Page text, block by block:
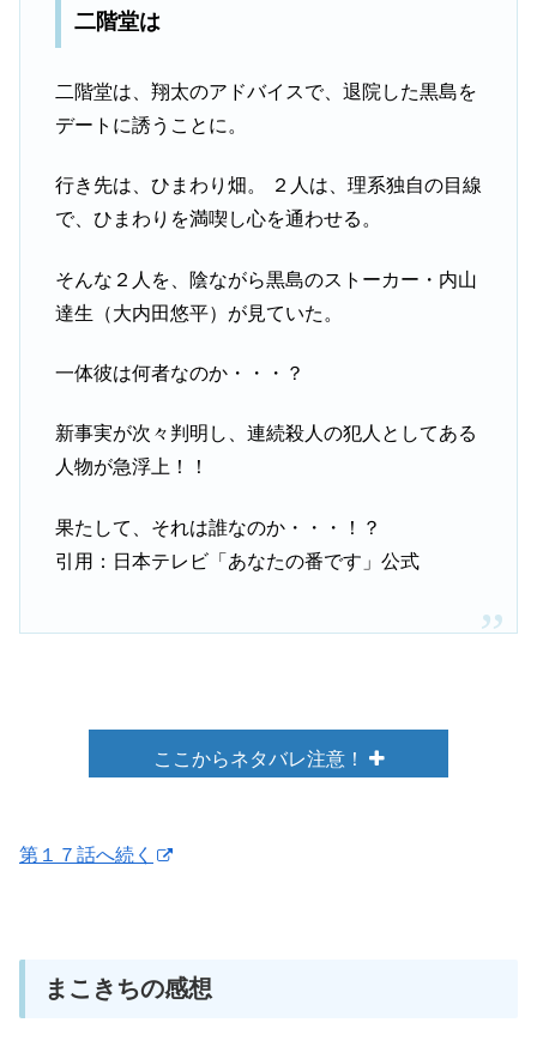
二階堂は
二階堂は、翔太のアドバイスで、退院した黒島を
デートに誘うことに。
行き先は、ひまわり畑。 ２人は、理系独自の目線
で、ひまわりを満喫し心を通わせる。
そんな２人を、陰ながら黒島のストーカー・内山
達生（大内田悠平）が見ていた。
一体彼は何者なのか・・・？
新事実が次々判明し、連続殺人の犯人としてある
人物が急浮上！！
果たして、それは誰なのか・・・！？
引用：日本テレビ「あなたの番です」公式
ここからネタバレ注意！
言う。
第１７話へ続く
まこきちの感想